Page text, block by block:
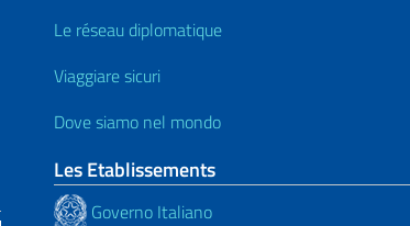
Le réseau diplomatique
Viaggiare sicuri
Dove siamo nel mondo
Les Etablissements
Governo Italiano